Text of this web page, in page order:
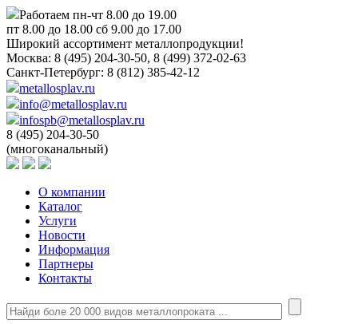
Работаем пн-чт 8.00 до 19.00
пт 8.00 до 18.00 сб 9.00 до 17.00
Широкий ассортимент металлопродукции!
Москва: 8 (495) 204-30-50, 8 (499) 372-02-63
Санкт-Петербург: 8 (812) 385-42-12
metallosplav.ru
info@metallosplav.ru
infospb@metallosplav.ru
8 (495) 204-30-50
(многоканальный)
О компании
Каталог
Услуги
Новости
Информация
Партнеры
Контакты